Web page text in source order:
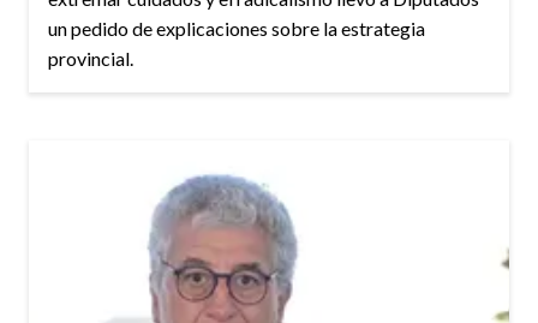
un pedido de explicaciones sobre la estrategia
provincial.